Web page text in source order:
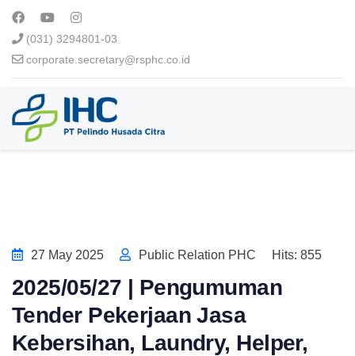
(031) 3294801-03
corporate.secretary@rsphc.co.id
27 May 2025 Public Relation PHC Hits: 855
2025/05/27 | Pengumuman
Tender Pekerjaan Jasa
Kebersihan, Laundry, Helper,